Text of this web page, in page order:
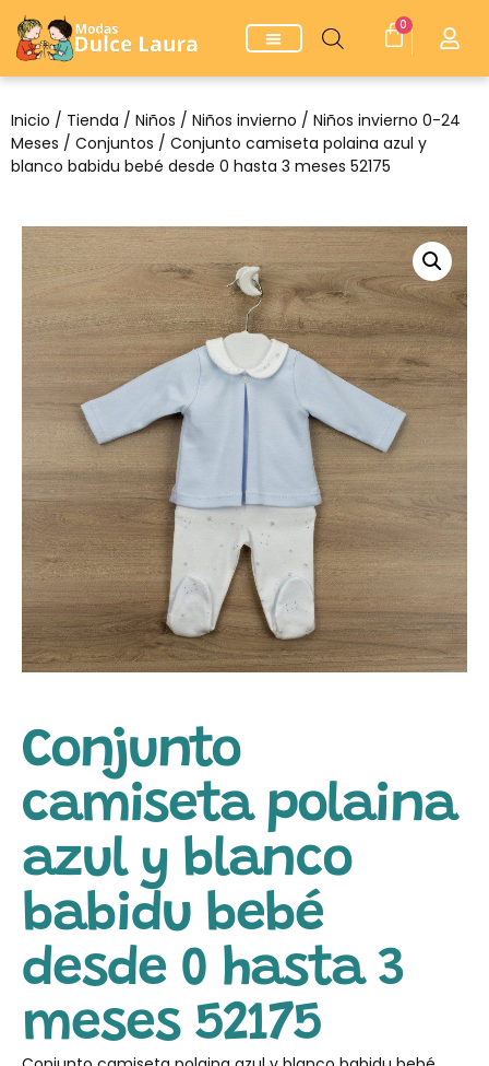
0
Inicio / Tienda / Niños / Niños invierno / Niños invierno 0-24
Meses / Conjuntos / Conjunto camiseta polaina azul y
blanco babidu bebé desde 0 hasta 3 meses 52175
Conjunto
camiseta polaina
azul y blanco
babidu bebé
desde 0 hasta 3
meses 52175